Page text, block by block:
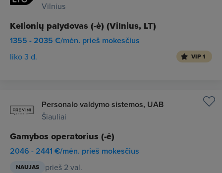
Vilnius
Kelionių palydovas (-ė) (Vilnius, LT)
1355 - 2035 €/mėn. prieš mokesčius
liko 3 d. VIP 1
Personalo valdymo sistemos, UAB
Šiauliai
Gamybos operatorius (-ė)
2046 - 2441 €/mėn. prieš mokesčius
NAUJAS prieš 2 val.